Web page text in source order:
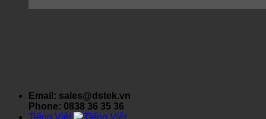
Email: sales@dstek.vn
Phone: 0838 36 35 36
Tiếng Việt